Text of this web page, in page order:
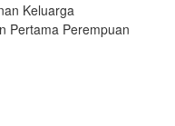
Keluarga
Pertama Perempuan